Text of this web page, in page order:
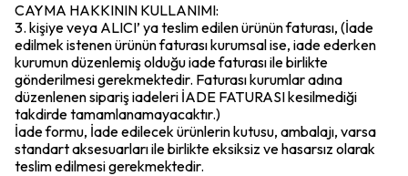
CAYMA HAKKININ KULLANIMI:
3. kişiye veya ALICI’ ya teslim edilen ürünün faturası, (İade
edilmek istenen ürünün faturası kurumsal ise, iade ederken
kurumun düzenlemiş olduğu iade faturası ile birlikte
gönderilmesi gerekmektedir. Faturası kurumlar adına
düzenlenen sipariş iadeleri İADE FATURASI kesilmediği
takdirde tamamlanamayacaktır.)
İade formu, İade edilecek ürünlerin kutusu, ambalajı, varsa
standart aksesuarları ile birlikte eksiksiz ve hasarsız olarak
teslim edilmesi gerekmektedir.